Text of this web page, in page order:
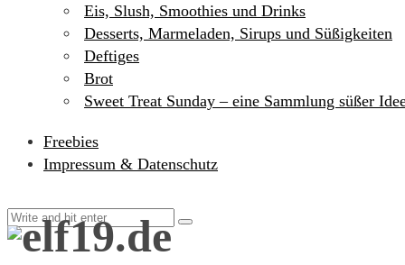
Eis, Slush, Smoothies und Drinks
Desserts, Marmeladen, Sirups und Süßigkeiten
Deftiges
Brot
Sweet Treat Sunday – eine Sammlung süßer
Freebies
Impressum & Datenschutz